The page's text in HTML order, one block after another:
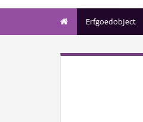
Erfgoedobject